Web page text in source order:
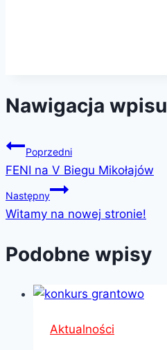
Nawigacja wpisu
Poprzedni
FENI na V Biegu Mikołajów
Następny
Witamy na nowej stronie!
Podobne wpisy
Aktualności